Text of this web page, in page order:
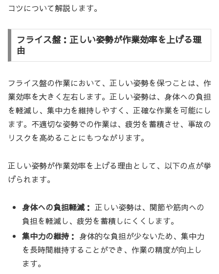
コツについて解説します。
フライス盤：正しい姿勢が作業効率を上げる理
由
フライス盤の作業において、正しい姿勢を保つことは、作
業効率を大きく左右します。正しい姿勢は、身体への負担
を軽減し、集中力を維持しやすく、正確な作業を可能にし
ます。不適切な姿勢での作業は、疲労を蓄積させ、事故の
リスクを高めることにもつながります。
正しい姿勢が作業効率を上げる理由として、以下の点が挙
げられます。
身体への負担軽減： 正しい姿勢は、関節や筋肉への
負担を軽減し、疲労を蓄積しにくくします。
集中力の維持： 身体的な負担が少ないため、集中力
を長時間維持することができ、作業の精度が向上し
ます。